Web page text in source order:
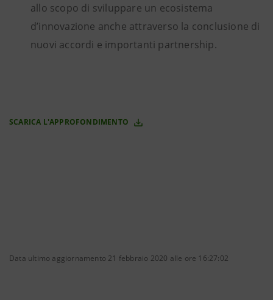
allo scopo di sviluppare un ecosistema
d’innovazione anche attraverso la conclusione di
nuovi accordi e importanti partnership.
SCARICA L'APPROFONDIMENTO
Data ultimo aggiornamento 21 febbraio 2020 alle ore 16:27:02